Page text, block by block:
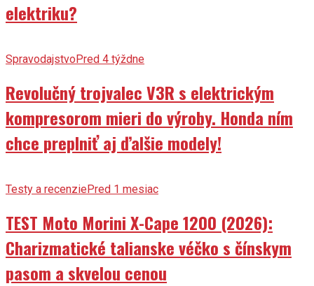
elektriku?
SpravodajstvoPred 4 týždne
Revolučný trojvalec V3R s elektrickým
kompresorom mieri do výroby. Honda ním
chce preplniť aj ďalšie modely!
Testy a recenziePred 1 mesiac
TEST Moto Morini X-Cape 1200 (2026):
Charizmatické talianske véčko s čínskym
pasom a skvelou cenou